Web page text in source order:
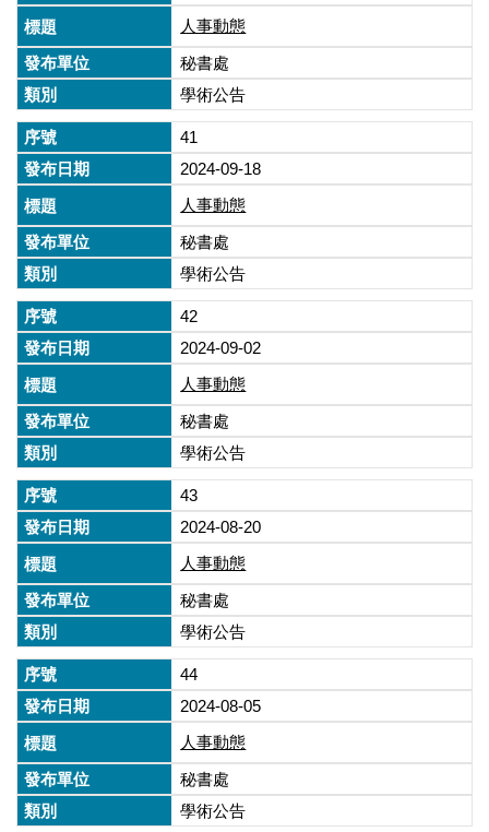
人事動態
秘書處
學術公告
41
2024-09-18
人事動態
秘書處
學術公告
42
2024-09-02
人事動態
秘書處
學術公告
43
2024-08-20
人事動態
秘書處
學術公告
44
2024-08-05
人事動態
秘書處
學術公告